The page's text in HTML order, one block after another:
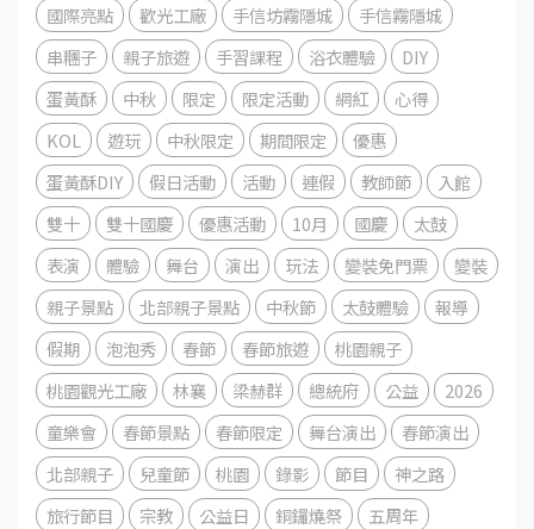
國際亮點
歡光工廠 手信坊霧隱城
手信霧隱城
串糰子
親子旅遊 手習課程 浴衣體驗
DIY
蛋黃酥
中秋 限定 限定活動 網紅
心得
KOL
遊玩 中秋限定 期間限定
優惠
蛋黃酥DIY
假日活動 活動 連假 教師節
入館
雙十
雙十國慶 優惠活動 10月 國慶
太鼓
表演
體驗 舞台 演出 玩法 變裝免門票
變裝
親子景點
北部親子景點 中秋節 太鼓體驗
報導
假期
泡泡秀 春節 春節旅遊
桃園親子
桃園觀光工廠
林襄 梁赫群 總統府 公益
2026
童樂會
春節景點 春節限定 舞台演出
春節演出
北部親子
兒童節 桃園 錄影 節目
神之路
旅行節目
宗教 公益日 銅鑼燒祭
五周年